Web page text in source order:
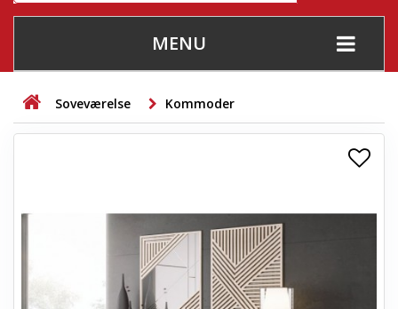
MENU
+
STUE
+
Soveværelse Kommoder